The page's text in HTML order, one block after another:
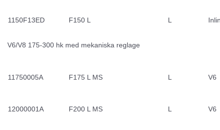
1150F13ED F150 L L
V6/V8 175-300 hk med mekaniska reglage
11750005A F175 L MS L V6
12000001A F200 L MS L V6